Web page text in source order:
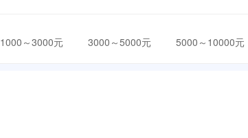
1000～3000元 3000～5000元 5000～10000元